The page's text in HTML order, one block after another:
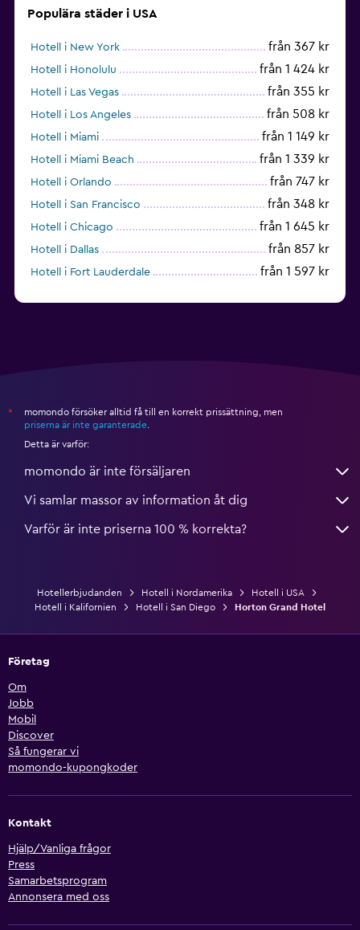
Populära städer i USA
Hotell i New York från 367 kr
Hotell i Honolulu från 1 424 kr
Hotell i Las Vegas från 355 kr
Hotell i Los Angeles från 508 kr
Hotell i Miami från 1 149 kr
Hotell i Miami Beach från 1 339 kr
Hotell i Orlando från 747 kr
Hotell i San Francisco från 348 kr
Hotell i Chicago från 1 645 kr
Hotell i Dallas från 857 kr
Hotell i Fort Lauderdale från 1 597 kr
*
momondo försöker alltid få till en korrekt prissättning, men
priserna är inte garanterade
Detta är varför:
momondo är inte försäljaren
Vi samlar massor av information åt dig
Varför är inte priserna 100 % korrekta?
Hotellerbjudanden Hotell i Nordamerika
Hotell i USA
Hotell i Kalifornien
Hotell i San Diego Horton Grand Hotel
Företag
Om
Jobb
Mobil
Discover
Så fungerar vi
momondo-kupongkoder
Kontakt
Hjälp/Vanliga frågor
Press
Samarbetsprogram
Annonsera med oss